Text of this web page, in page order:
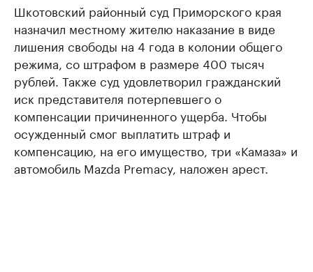
Шкотовский районный суд Приморского края
назначил местному жителю наказание в виде
лишения свободы на 4 года в колонии общего
режима, со штрафом в размере 400 тысяч
рублей. Также суд удовлетворил гражданский
иск представителя потерпевшего о
компенсации причиненного ущерба. Чтобы
осужденный смог выплатить штраф и
компенсацию, на его имущество, три «Камаза» и
автомобиль Mazda Premacy, наложен арест.